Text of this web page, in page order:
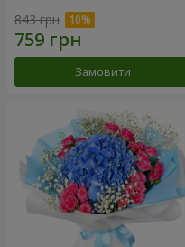
843 грн
Замовити